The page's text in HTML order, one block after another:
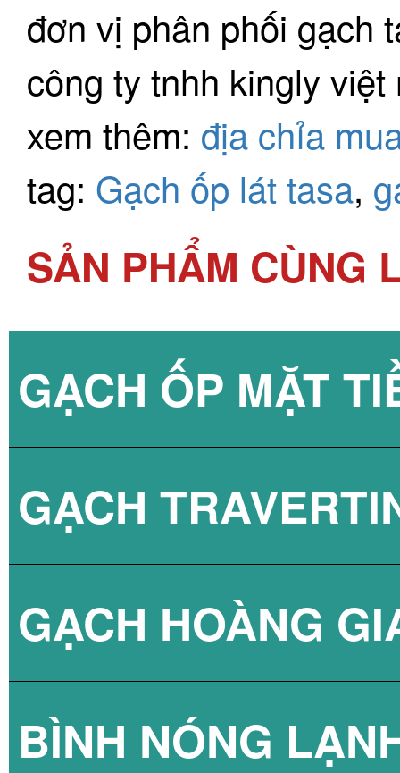
đơn vị phân phối gạch
công ty tnhh kingly việt
xem thêm: địa chỉa
tag: Gạch ốp lát tasa,
SẢN PHẨM CÙNG
GẠCH ỐP MẶT
GẠCH
GẠCH HOÀNG
BÌNH NÓNG